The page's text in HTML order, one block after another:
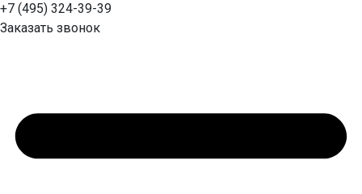
+7 (495) 324-39-39
Заказать звонок